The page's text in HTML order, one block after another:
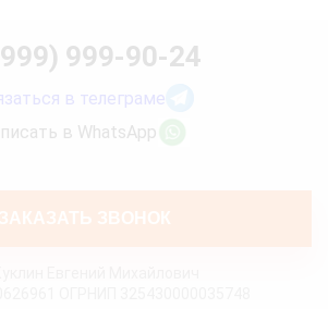
999-90-24
в телеграме
в WhatsApp
ЗАКАЗАТЬ ЗВОНОК